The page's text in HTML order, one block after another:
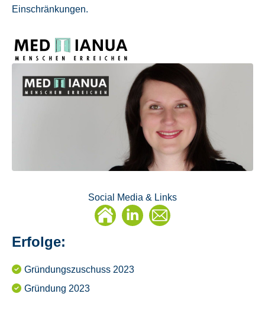
Einschränkungen.
Social Media & Links
Linkedin
E-
Erfolge:
Gründungszuschuss 2023
Gründung 2023